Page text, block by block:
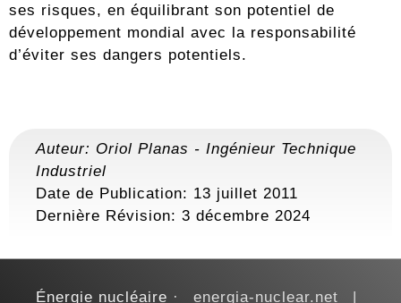
ses risques, en équilibrant son potentiel de
développement mondial avec la responsabilité
d’éviter ses dangers potentiels.
Auteur: Oriol Planas - Ingénieur Technique
Industriel
Date de Publication: 13 juillet 2011
Dernière Révision: 3 décembre 2024
Énergie nucléaire energia-nuclear.net